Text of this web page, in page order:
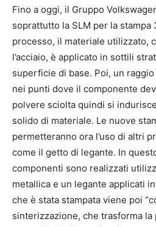
Fino a oggi, il Gruppo
soprattutto la SLM per la
processo, il materiale utilizzato,
l’acciaio, è applicato in sottili
superficie di base. Poi, un
nei punti dove il componente
polvere sciolta quindi si
solido di materiale. Le nuove
permetteranno ora l’uso di altri
come il getto di legante. In
componenti sono realizzati
metallica e un legante applicati
che è stata stampata viene poi
sinterizzazione, che trasforma